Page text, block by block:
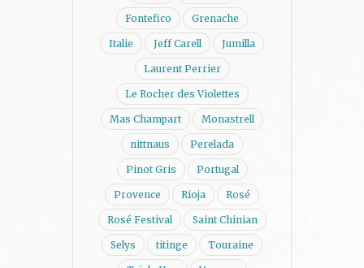
Fontefico Grenache
Italie Jeff Carell Jumilla
Laurent Perrier
Le Rocher des Violettes
Mas Champart Monastrell
nittnaus Perelada
Pinot Gris Portugal
Provence Rioja Rosé
Rosé Festival Saint Chinian
Selys titinge Touraine